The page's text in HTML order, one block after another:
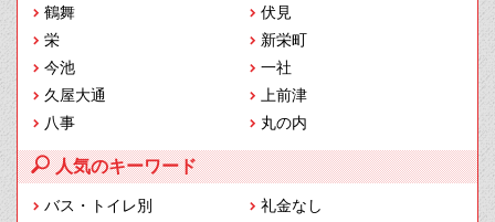
鶴舞
伏見
栄
新栄町
今池
一社
久屋大通
上前津
八事
丸の内
人気のキーワード
バス・トイレ別
礼金なし